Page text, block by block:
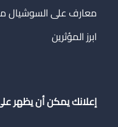
معارف على السوشيال
ابرز المؤثرين
إعلانك يمكن أن يظهر